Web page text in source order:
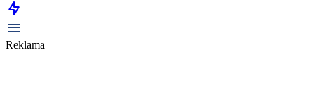
Reklama